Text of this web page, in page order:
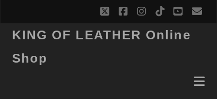
twitterfacebookinstagram
tiktok
KING OF LEATHER Online
Shop